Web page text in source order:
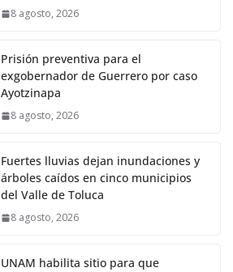
8 agosto, 2026
Prisión preventiva para el
exgobernador de Guerrero por caso
Ayotzinapa
8 agosto, 2026
Fuertes lluvias dejan inundaciones y
árboles caídos en cinco municipios
del Valle de Toluca
8 agosto, 2026
UNAM habilita sitio para que